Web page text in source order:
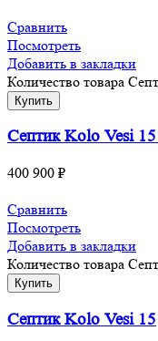
Сравнить
Посмотреть
Добавить в закладки
Количество товара
Купить
Септик Kolo Vesi
400 900 ₽
Сравнить
Посмотреть
Добавить в закладки
Количество товара
Купить
Септик Kolo Vesi 15